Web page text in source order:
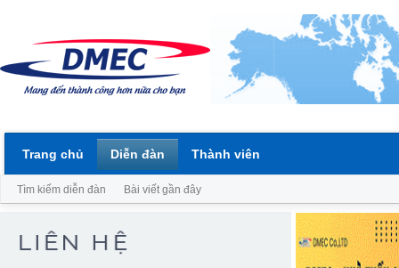
Trang chủ Diễn đàn
Tìm kiếm diễn đàn Bài viết gần đây
Thành viên